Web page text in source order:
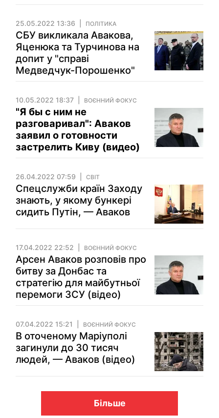
25.05.2022 13:36 ПОЛІТИКА
СБУ викликала Авакова,
Яценюка та Турчинова на
допит у "справі
Медведчук-Порошенко"
10.05.2022 18:37 ВОЄННИЙ ФОКУС
"Я бы с ним не
разговаривал": Аваков
заявил о готовности
застрелить Киву (видео)
26.04.2022 07:59 СВІТ
Спецслужби країн Заходу
знають, у якому бункері
сидить Путін, — Аваков
17.04.2022 22:52 ВОЄННИЙ ФОКУС
Арсен Аваков розповів про
битву за Донбас та
стратегію для майбутньої
перемоги ЗСУ (відео)
07.04.2022 15:21 ВОЄННИЙ ФОКУС
В оточеному Маріуполі
загинули до 30 тисяч
людей, — Аваков (відео)
Більше